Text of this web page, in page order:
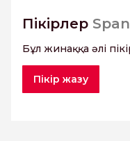
Пікірлер
Бұл жинаққа әлі
Пікір жазу